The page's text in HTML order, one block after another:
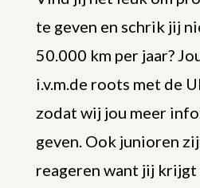
te geven en schrik jij
50.000 km per jaar?
i.v.m.de roots met de
zodat wij jou meer
geven. Ook junioren
reageren want jij krijgt